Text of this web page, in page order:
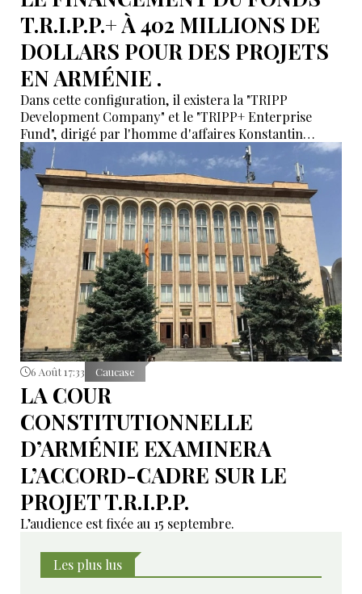
T.R.I.P.P.+ À 402 MILLIONS DE
DOLLARS POUR DES PROJETS
EN ARMÉNIE .
Dans cette configuration, il existera la "TRIPP
Development Company" et le "TRIPP+ Enterprise
Fund", dirigé par l'homme d'affaires Konstantin
Sokolov
6 Août 17:33 Caucase
LA COUR
CONSTITUTIONNELLE
D’ARMÉNIE EXAMINERA
L’ACCORD-CADRE SUR LE
PROJET T.R.I.P.P.
L’audience est fixée au 15 septembre.
Les plus lus